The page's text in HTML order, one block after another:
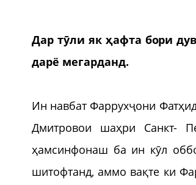
Дар тӯли як ҳафта бори
дарё мегарданд.
Ин навбат Фаррухҷони
Дмитровои шаҳри Санкт-
ҳамсинфонаш ба ин кӯл
шитофтанд, аммо вақте ки